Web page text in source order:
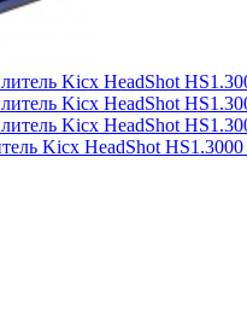
Kicx HeadShot